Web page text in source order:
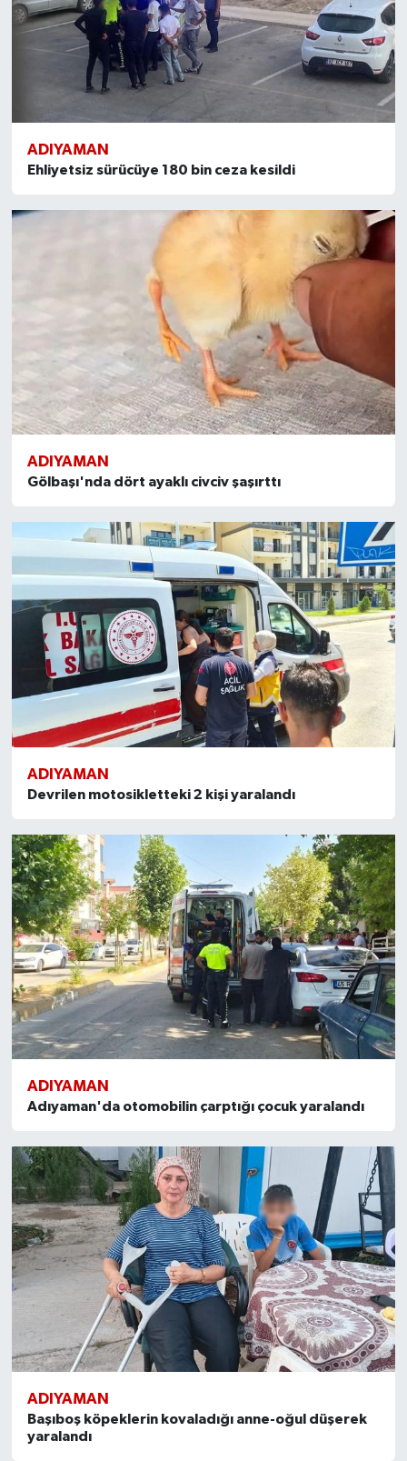
ADIYAMAN
Ehliyetsiz sürücüye 180 bin ceza kesildi
ADIYAMAN
Gölbaşı'nda dört ayaklı civciv şaşırttı
ADIYAMAN
Devrilen motosikletteki 2 kişi yaralandı
ADIYAMAN
Adıyaman'da otomobilin çarptığı çocuk yaralandı
ADIYAMAN
Başıboş köpeklerin kovaladığı anne-oğul düşerek
yaralandı